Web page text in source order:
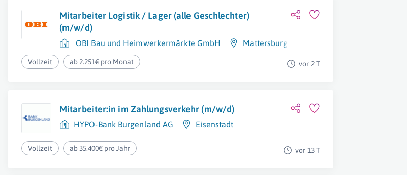
Mitarbeiter Logistik / Lager (alle Geschlechter)
(m/w/d)
OBI Bau und Heimwerkermärkte GmbH Mattersburg
Vollzeit ab 2.251€ pro Monat vor 2 T
Mitarbeiter:in im Zahlungsverkehr (m/w/d)
HYPO-Bank Burgenland AG Eisenstadt
Vollzeit ab 35.400€ pro Jahr vor 13 T